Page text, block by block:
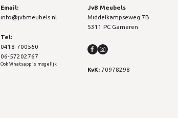
Email:
info@jvbmeubels.nl
Tel:
0418-700560
06-57202767
Ook Whatsapp is mogelijk
JvB Meubels
Middelkampseweg 7B
5311 PC Gameren
KvK:70978298